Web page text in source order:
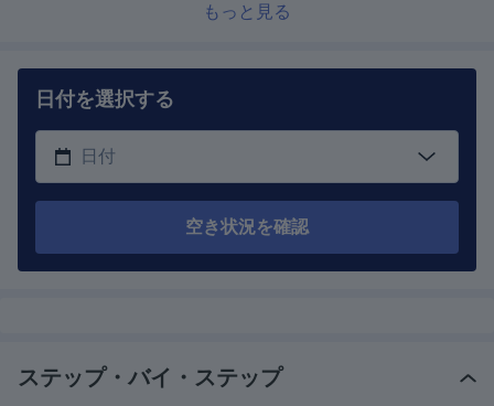
もっと見る
日付を選択する
空き状況を確認
ステップ・バイ・ステップ